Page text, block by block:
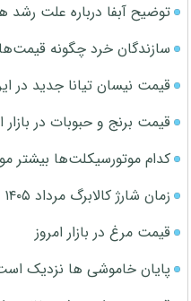
توضیح آبفا درباره علت رشد
سازندگان خرد چگونه قیمت‌ها
قیمت نیسان تیانا جدید در
قیمت برنج و حبوبات در بازار
کدام موتورسیکلت‌ها بیشتر
زمان شارژ کالابرگ مرداد ۱۴۰۵ تغییر کرد
قیمت مرغ در بازار امروز
پایان خاموشی ها نزدیک